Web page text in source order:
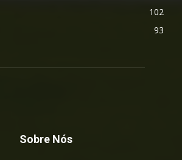
102
93
Sobre Nós